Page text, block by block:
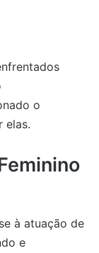
o
elas.
à atuação de
e